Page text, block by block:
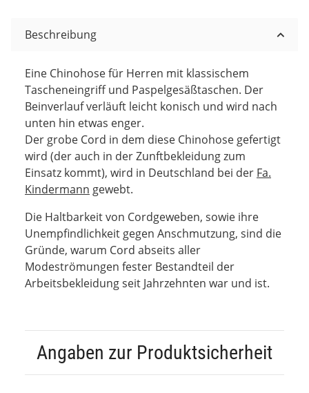
Beschreibung
Eine Chinohose für Herren mit klassischem
Tascheneingriff und Paspelgesäßtaschen. Der
Beinverlauf verläuft leicht konisch und wird nach
unten hin etwas enger.
Der grobe Cord in dem diese Chinohose gefertigt
wird (der auch in der Zunftbekleidung zum
Einsatz kommt), wird in Deutschland bei der Fa.
Kindermann gewebt.
Die Haltbarkeit von Cordgeweben, sowie ihre
Unempfindlichkeit gegen Anschmutzung, sind die
Gründe, warum Cord abseits aller
Modeströmungen fester Bestandteil der
Arbeitsbekleidung seit Jahrzehnten war und ist.
Angaben zur Produktsicherheit